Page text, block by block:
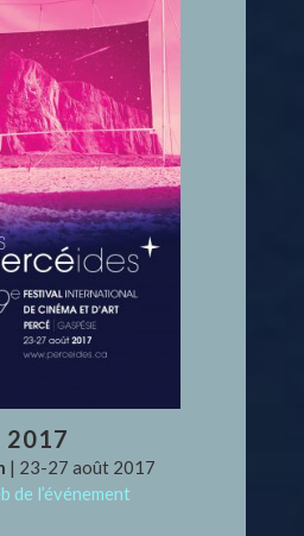
2017
| 23-27 août 2017
de l’événement